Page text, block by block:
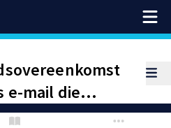
e-mail die
bestuurder